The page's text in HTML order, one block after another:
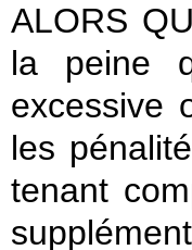
ALORS
la peine
excessive
les
tenant